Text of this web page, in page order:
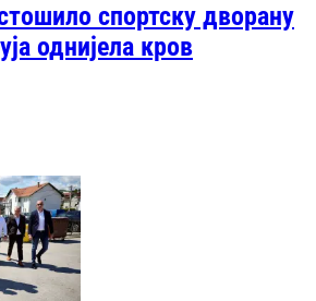
спортску дворану
однијела кров